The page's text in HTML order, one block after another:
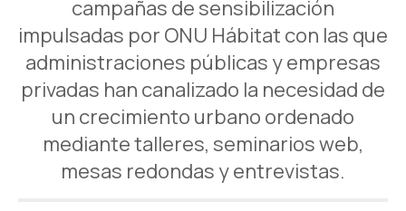
campañas de sensibilización
impulsadas por ONU Hábitat con las que
administraciones públicas y empresas
privadas han canalizado la necesidad de
un crecimiento urbano ordenado
mediante talleres, seminarios web,
mesas redondas y entrevistas.